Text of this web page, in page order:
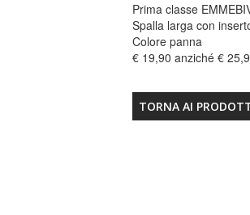
Prima classe
Spalla larga con
Colore panna
€ 19,90 anziché €
TORNA AI